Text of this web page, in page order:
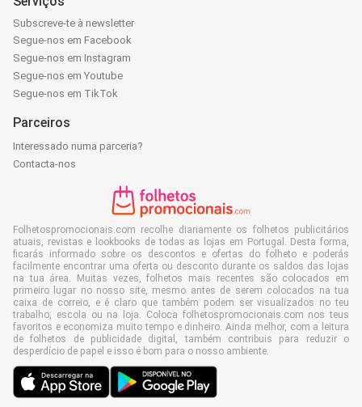
Subscreve-te à newsletter
Segue-nos em Facebook
Segue-nos em Instagram
Segue-nos em Youtube
Segue-nos em TikTok
Parceiros
Interessado numa parceria?
Contacta-nos
Folhetospromocionais.com recolhe diariamente os folhetos publicitários
atuais, revistas e lookbooks de todas as lojas em Portugal. Desta forma,
ficarás informado sobre os descontos e ofertas do folheto e poderás
facilmente encontrar uma oferta ou desconto durante os saldos das lojas
na tua área. Muitas vezes, folhetos mais recentes são colocados em
primeiro lugar no nosso site, mesmo antes de serem colocados na tua
caixa de correio, e é claro que também podem ser visualizados no teu
trabalho, escola ou na loja. Coloca folhetospromocionais.com nos teus
favoritos e economiza muito tempo e dinheiro. Ainda melhor, com a leitura
de folhetos de publicidade digital, também contribuis para reduzir o
desperdício de papel e isso é bom para o nosso ambiente.